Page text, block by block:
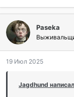
Paseka
19 Июл 2025
Jagdhund